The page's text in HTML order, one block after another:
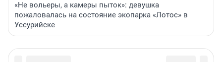
«Не вольеры, а камеры пыток»: девушка
пожаловалась на состояние экопарка «Лотос» в
Уссурийске